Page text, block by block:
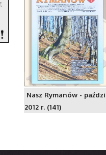
Nasz Rymanów -
2012 r. (141)